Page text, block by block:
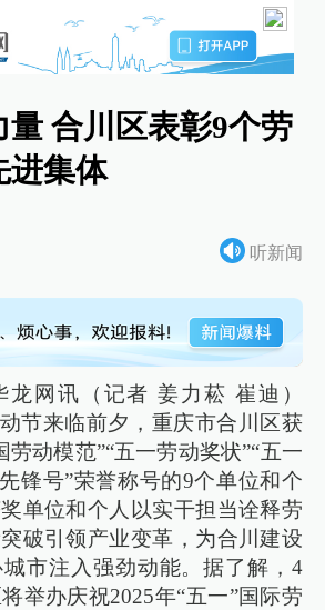
量 合川区表彰9个劳
进集体
听新闻
龙网讯（记者 姜力菘 崔迪）
节来临前夕，重庆市合川区获
劳动模范”“五一劳动奖状”“五一
锋号”荣誉称号的9个单位和个
单位和个人以实干担当诠释劳
破引领产业变革，为合川建设
市注入强劲动能。据了解，4
举办庆祝2025年“五一”国际劳